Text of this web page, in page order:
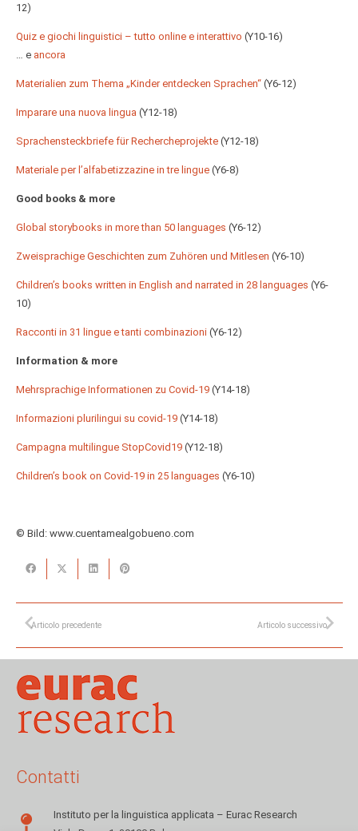
12)
Quiz e giochi linguistici – tutto online e interattivo (Y10-16)
… e ancora
Materialien zum Thema „Kinder entdecken Sprachen“(Y6-12)
Imparare una nuova lingua (Y12-18)
Sprachensteckbriefe für Rechercheprojekte(Y12-18)
Materiale per l’alfabetizzazine in tre lingue(Y6-8)
Good books & more
Global storybooks in more than 50 languages (Y6-12)
Zweisprachige Geschichten zum Zuhören und Mitlesen (Y6-10)
Children’s books written in English and narrated in 28 languages (Y6-
10)
Racconti in 31 lingue e tanti combinazioni(Y6-12)
Information & more
Mehrsprachige Informationen zu Covid-19(Y14-18)
Informazioni plurilingui su covid-19(Y14-18)
Campagna multilingue StopCovid19(Y12-18)
Children’s book on Covid-19 in 25 languages (Y6-10)
© Bild: www.cuentamealgobueno.com
Articolo precedente Articolo successivo
Contatti
Instituto per la linguistica applicata – Eurac Research